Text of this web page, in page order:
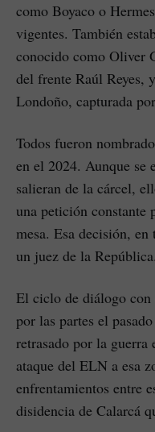
como Boyaco o
vigentes. También
conocido como Oliver
del frente Raúl Reyes,
Londoño, capturada
Todos fueron
en el 2024. Aunque se
salieran de la cárcel,
una petición constante
mesa. Esa decisión,
un juez de la República.
El ciclo de diálogo con
por las partes el
retrasado por la guerra
ataque del ELN a esa
enfrentamientos entre
disidencia de Calarcá